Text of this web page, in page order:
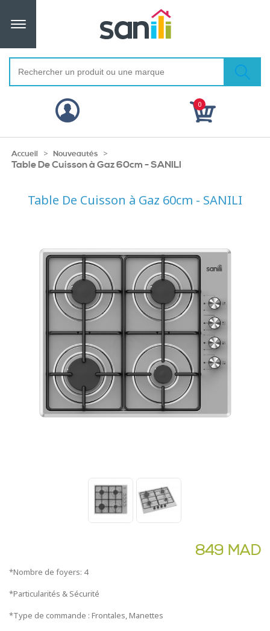
0
Accueil > Nouveautés >
Table De Cuisson à Gaz 60cm - SANILI
Table De Cuisson à Gaz 60cm - SANILI
849 MAD
*Nombre de foyers: 4
*Particularités & Sécurité
*Type de commande : Frontales, Manettes